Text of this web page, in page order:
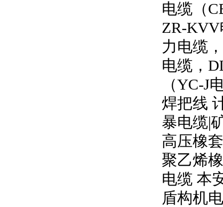
电缆（
ZR-KVV
力电缆，
电缆，
（YC-J
焊把线
暴电缆
高压橡
聚乙烯
电缆 本
盾构机